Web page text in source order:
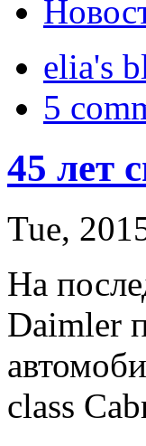
elia's
5
45 лет
Tue,
На
Daimler
class